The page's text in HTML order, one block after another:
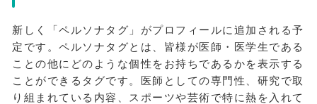
新しく「ペルソナタグ」がプロフィールに追加される予
定です。ペルソナタグとは、皆様が医師・医学生である
ことの他にどのような個性をお持ちであるかを表示する
ことができるタグです。医師としての専門性、研究で取
り組まれている内容、スポーツや芸術で特に熱を入れて